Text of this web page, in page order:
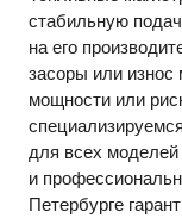
стабильную
на его
засоры или износ
мощности или
для всех моделей
и
Петербурге